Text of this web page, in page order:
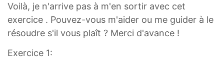
Voilà, je n'arrive pas à m'en sortir avec cet
exercice . Pouvez-vous m'aider ou me guider à le
résoudre s'il vous plaît ? Merci d'avance !
Exercice 1: